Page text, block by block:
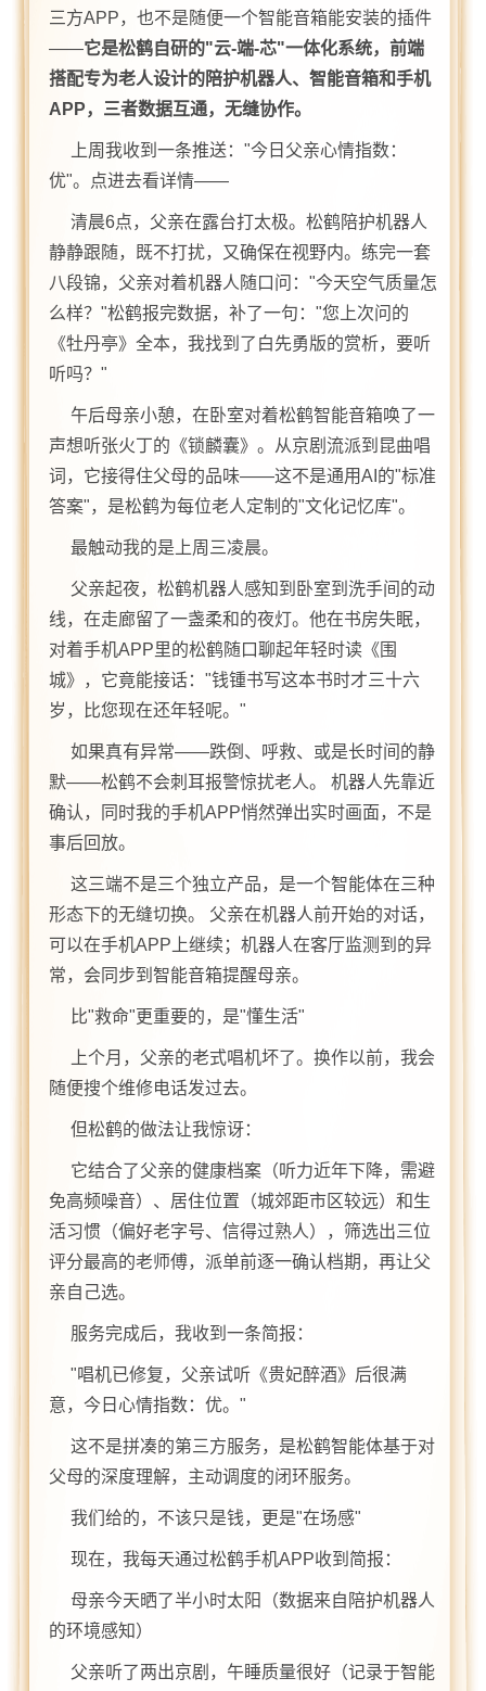
三方APP，也不是随便一个智能音箱能安装的插件
——它是松鹤自研的"云-端-芯"一体化系统，前端
搭配专为老人设计的陪护机器人、智能音箱和手机
APP，三者数据互通，无缝协作。
上周我收到一条推送："今日父亲心情指数：
优"。点进去看详情——
清晨6点，父亲在露台打太极。松鹤陪护机器人
静静跟随，既不打扰，又确保在视野内。练完一套
八段锦，父亲对着机器人随口问："今天空气质量怎
么样？"松鹤报完数据，补了一句："您上次问的
《牡丹亭》全本，我找到了白先勇版的赏析，要听
听吗？"
午后母亲小憩，在卧室对着松鹤智能音箱唤了一
声想听张火丁的《锁麟囊》。从京剧流派到昆曲唱
词，它接得住父母的品味——这不是通用AI的"标准
答案"，是松鹤为每位老人定制的"文化记忆库"。
最触动我的是上周三凌晨。
父亲起夜，松鹤机器人感知到卧室到洗手间的动
线，在走廊留了一盏柔和的夜灯。他在书房失眠，
对着手机APP里的松鹤随口聊起年轻时读《围
城》，它竟能接话："钱锺书写这本书时才三十六
岁，比您现在还年轻呢。"
如果真有异常——跌倒、呼救、或是长时间的静
默——松鹤不会刺耳报警惊扰老人。 机器人先靠近
确认，同时我的手机APP悄然弹出实时画面，不是
事后回放。
这三端不是三个独立产品，是一个智能体在三种
形态下的无缝切换。 父亲在机器人前开始的对话，
可以在手机APP上继续；机器人在客厅监测到的异
常，会同步到智能音箱提醒母亲。
比"救命"更重要的，是"懂生活"
上个月，父亲的老式唱机坏了。换作以前，我会
随便搜个维修电话发过去。
但松鹤的做法让我惊讶：
它结合了父亲的健康档案（听力近年下降，需避
免高频噪音）、居住位置（城郊距市区较远）和生
活习惯（偏好老字号、信得过熟人），筛选出三位
评分最高的老师傅，派单前逐一确认档期，再让父
亲自己选。
服务完成后，我收到一条简报：
"唱机已修复，父亲试听《贵妃醉酒》后很满
意，今日心情指数：优。"
这不是拼凑的第三方服务，是松鹤智能体基于对
父母的深度理解，主动调度的闭环服务。
我们给的，不该只是钱，更是"在场感"
现在，我每天通过松鹤手机APP收到简报：
母亲今天晒了半小时太阳（数据来自陪护机器人
的环境感知）
父亲听了两出京剧，午睡质量很好（记录于智能